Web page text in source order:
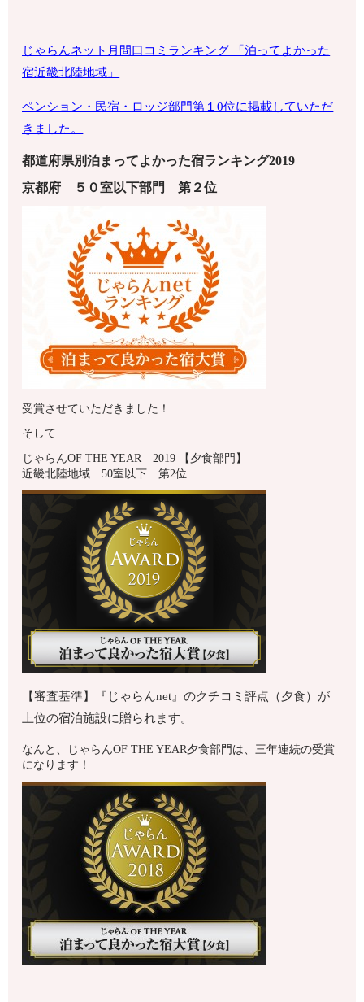
じゃらんネット月間口コミランキング 「泊ってよかった
宿近畿北陸地域」
ペンション・ 民宿・ロッジ部門第１0位に掲載していただ
きました。
都道府県別泊まってよかった宿ランキング2019
京都府
５０室以下部門 第 ２位
受賞させていただきました！
そして
じゃらんOF THE YEAR 2019 【夕食部門】
近畿北陸地域 50室以下 第2位
【審査基準】『じゃらんnet』のクチコミ評点（夕食）が
上位の宿泊施設に贈られます。
なんと、じゃらんOF THE YEAR夕食部門は、三年連続の受賞
になります！